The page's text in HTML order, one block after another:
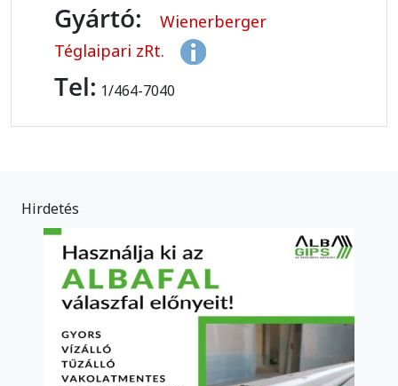
Gyártó:
Wienerberger
Téglaipari zRt.
Tel: 1/464-7040
Hirdetés